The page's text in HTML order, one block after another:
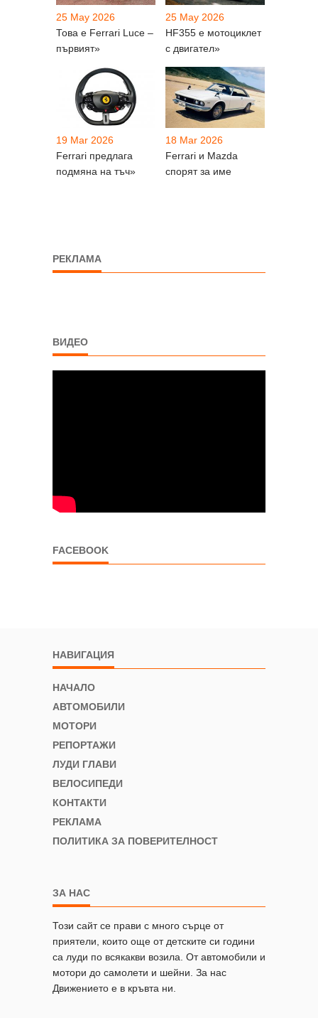
25 May 2026
Това е Ferrari Luce –
първият»
25 May 2026
HF355 е мотоциклет
с двигател»
19 Mar 2026
Ferrari предлага
подмяна на тъч»
18 Mar 2026
Ferrari и Mazda
спорят за име
РЕКЛАМА
ВИДЕО
FACEBOOK
НАВИГАЦИЯ
НАЧАЛО
АВТОМОБИЛИ
МОТОРИ
РЕПОРТАЖИ
ЛУДИ ГЛАВИ
ВЕЛОСИПЕДИ
КОНТАКТИ
РЕКЛАМА
ПОЛИТИКА ЗА ПОВЕРИТЕЛНОСТ
ЗА НАС
Този сайт се прави с много сърце от
приятели, които още от детските си години
са луди по всякакви возила. От автомобили и
мотори до самолети и шейни. За нас
Движението е в кръвта ни.